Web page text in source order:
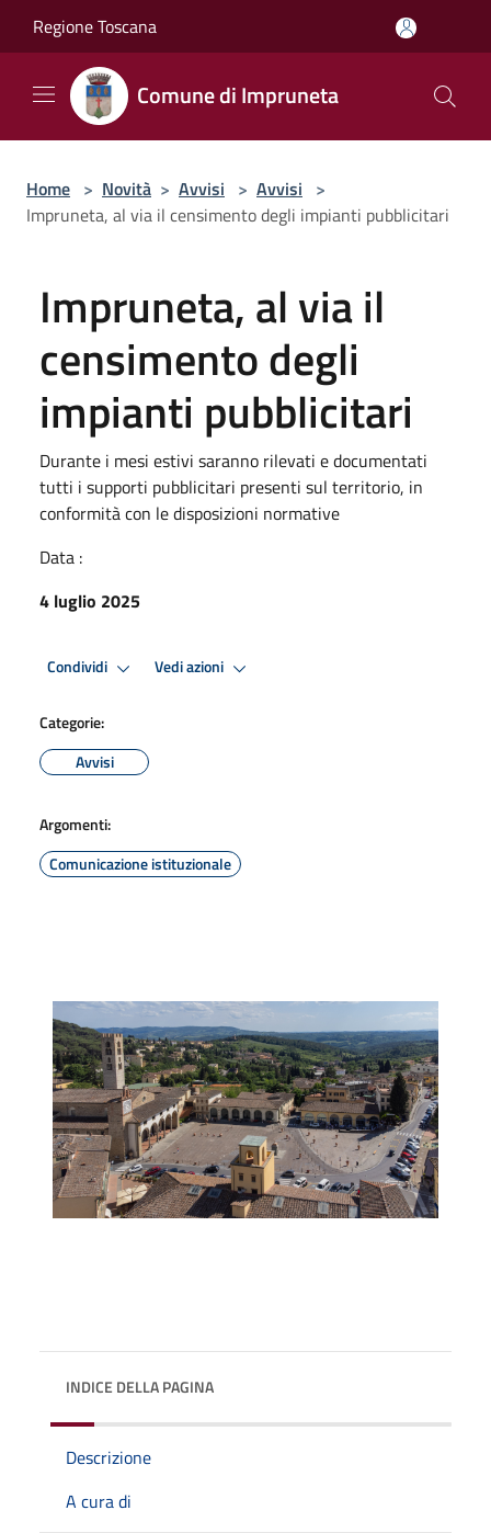
Regione Toscana
Comune di Impruneta
Home > Novità > Avvisi > Avvisi >
Impruneta, al via il censimento degli impianti pubblicitari
Impruneta, al via il
censimento degli
impianti pubblicitari
Durante i mesi estivi saranno rilevati e documentati
tutti i supporti pubblicitari presenti sul territorio, in
conformità con le disposizioni normative
Data :
4 luglio 2025
Condividi Vedi azioni
Categorie:
Avvisi
Argomenti:
Comunicazione istituzionale
INDICE DELLA PAGINA
Descrizione
A cura di